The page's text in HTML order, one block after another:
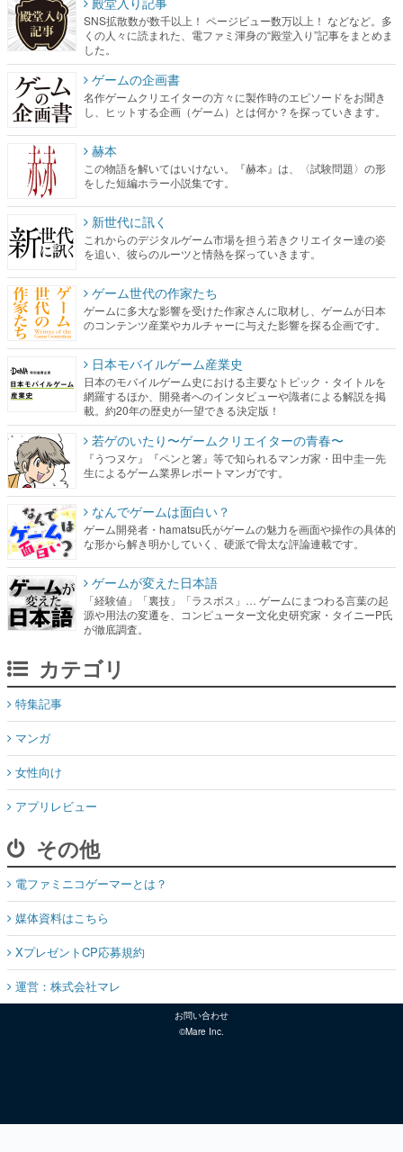
SNS拡散数が数千以上！ ページビュー数万以上！ などなど。多
くの人々に読まれた、電ファミ渾身の“殿堂入り”記事をまとめま
した。
ゲームの企画書
名作ゲームクリエイターの方々に製作時のエピソードをお聞き
し、ヒットする企画（ゲーム）とは何か？を探っていきます。
赫本
この物語を解いてはいけない。『赫本』は、〈試験問題〉の形
をした短編ホラー小説集です。
新世代に訊く
これからのデジタルゲーム市場を担う若きクリエイター達の姿
を追い、彼らのルーツと情熱を探っていきます。
ゲーム世代の作家たち
ゲームに多大な影響を受けた作家さんに取材し、ゲームが日本
のコンテンツ産業やカルチャーに与えた影響を探る企画です。
日本モバイルゲーム産業史
日本のモバイルゲーム史における主要なトピック・タイトルを
網羅するほか、開発者へのインタビューや識者による解説を掲
載。約20年の歴史が一望できる決定版！
若ゲのいたり〜ゲームクリエイターの青春〜
『うつヌケ』『ペンと箸』等で知られるマンガ家・田中圭一先
生によるゲーム業界レポートマンガです。
なんでゲームは面白い？
ゲーム開発者・hamatsu氏がゲームの魅力を画面や操作の具体的
な形から解き明かしていく、硬派で骨太な評論連載です。
ゲームが変えた日本語
「経験値」「裏技」「ラスボス」… ゲームにまつわる言葉の起
源や用法の変遷を、コンピューター文化史研究家・タイニーP氏
が徹底調査。
カテゴリ
特集記事
マンガ
女性向け
アプリレビュー
その他
電ファミニコゲーマーとは？
媒体資料はこちら
XプレゼントCP応募規約
運営：株式会社マレ
お問い合わせ
©Mare Inc.